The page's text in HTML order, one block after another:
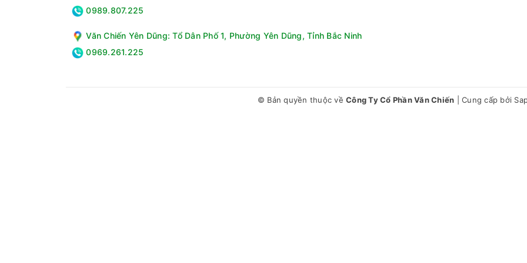
Hệ thống 5 lõi lọc mang đến nguồn nước sạch tinh khiết cho gia đình bạn
Nước đi qua 5 lõi lọc - 5 bước lọc giúp lọc sạch cặn bẩn, vi khuẩn, kim loại nặng, tạp chất… trong nước cho nước
0989.807.225
Văn Chiến Yên Dũng: Tổ Dân Phố 1, Phường Yên Dũng, Tỉnh Bắc Ninh
0969.261.225
© Bản quyền thuộc về Công Ty Cổ Phần Văn Chiến Cung cấp bởi